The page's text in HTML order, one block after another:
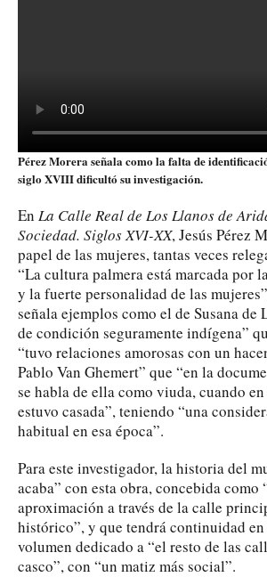
Pérez Morera señala como la falta de
siglo XVIII dificultó su investigación.
En La Calle Real de Los Llanos de
Sociedad. Siglos XVI-XX, Jesús Pérez
papel de las mujeres, tantas veces
“La cultura palmera está marcada por
y la fuerte personalidad de las
señala ejemplos como el de Susana de
de condición seguramente indígena”
“tuvo relaciones amorosas con un
Pablo Van Ghemert” que “en la
se habla de ella como viuda, cuando
estuvo casada”, teniendo “una
habitual en esa época”.
Para este investigador, la historia del
acaba” con esta obra, concebida como
aproximación a través de la calle
histórico”, y que tendrá continuidad en
volumen dedicado a “el resto de las
casco”, con “un matiz más social”.